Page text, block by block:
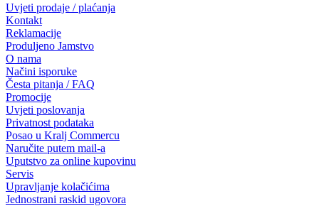
Uvjeti prodaje / plaćanja
Kontakt
Reklamacije
Produljeno Jamstvo
O nama
Načini isporuke
Česta pitanja / FAQ
Promocije
Uvjeti poslovanja
Privatnost podataka
Posao u Kralj Commercu
Naručite putem mail-a
Uputstvo za online kupovinu
Servis
Upravljanje kolačićima
Jednostrani raskid ugovora